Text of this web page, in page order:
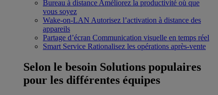
Bureau à distance Améliorez la productivité où que
vous soyez
Wake-on-LAN Autorisez l’activation à distance des
appareils
Partage d’écran Communication visuelle en temps réel
Smart Service Rationalisez les opérations après-vente
Selon le besoin Solutions populaires
pour les différentes équipes